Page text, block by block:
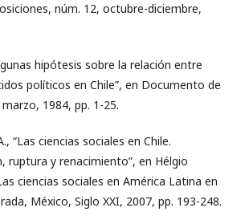
núm. 12, octubre-diciembre,
hipótesis sobre la relación entre
políticos en Chile”, en Documento de
1984, pp. 1-25.
“Las ciencias sociales en Chile.
ruptura y renacimiento”, en Hélgio
ciencias sociales en América Latina en
México, Siglo XXI, 2007, pp. 193-248.